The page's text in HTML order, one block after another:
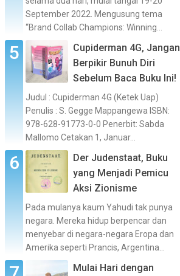
September 2022. Mengusung tema
“Brand Collab Champions: Winning...
Cupiderman 4G, Jangan
Berpikir Bunuh Diri
Sebelum Baca Buku Ini!
Judul : Cupiderman 4G (Ketek Uap)
Penulis : S. Gegge Mappangewa ISBN:
978-628-91773-0-0 Penerbit: Sabda
Mallomo Cetakan 1, Januar...
Der Judenstaat, Buku
yang Menjadi Pemicu
Aksi Zionisme
Pada mulanya kaum Yahudi tak punya
negara. Mereka hidup berpencar dan
menyebar di negara-negara Eropa dan
Amerika seperti Prancis, Argentina...
Mulai Hari dengan